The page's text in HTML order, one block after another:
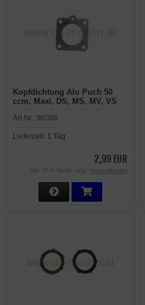
Kopfdichtung Alu Puch 50
ccm, Maxi, DS, MS, MV, VS
Art.Nr.: 90366
Lieferzeit: 1 Tag
2,99 EUR
inkl. 20 % MwSt. zzgl. Versandkosten